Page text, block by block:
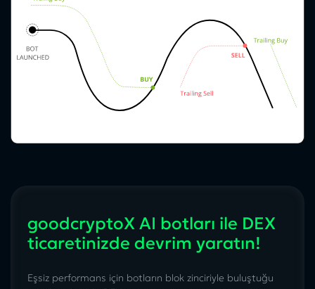
goodcryptoX AI botları ile DEX
ticaretinizde devrim yaratın!
Eşsiz performans için botların blok zinciriyle buluştuğu